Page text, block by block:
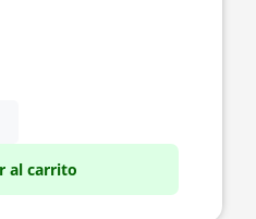
al carrito